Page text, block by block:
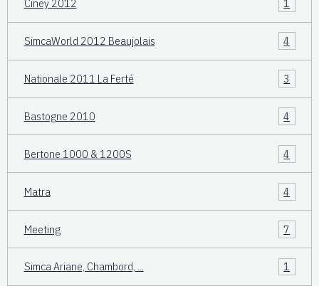
Ciney 2012 1
SimcaWorld 2012 Beaujolais 4
Nationale 2011 La Ferté 3
Bastogne 2010 4
Bertone 1000 & 1200S 4
Matra 4
Meeting 7
Simca Ariane, Chambord, ... 1